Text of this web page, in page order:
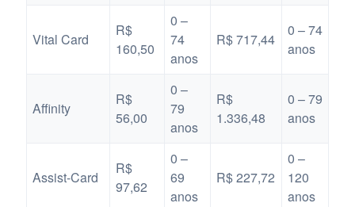
Vital Card
R$
160,50
0 –
74
anos
R$ 717,44
0 – 74
anos
Affinity
R$
56,00
0 –
79
anos
R$
1.336,48
0 – 79
anos
Assist-Card
R$
97,62
0 –
69
anos
R$ 227,72
0 –
120
anos